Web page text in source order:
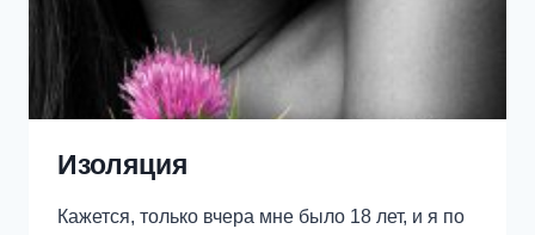
Изоляция
Кажется, только вчера мне было 18 лет, и я по